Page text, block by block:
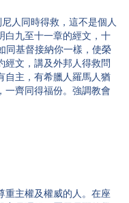
人同時得救，這不是個人
白九至十一章的經文，十
同基督接納你一樣，使榮
文，講及外邦人得救問
自主，有希臘人羅馬人猶
一齊同得福份。強調教會
重主權及權威的人。在座